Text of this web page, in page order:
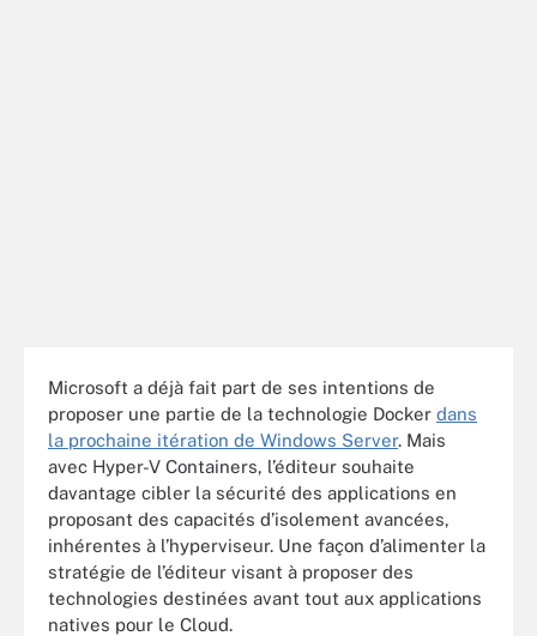
Microsoft a déjà fait part de ses intentions de
proposer une partie de la technologie Docker dans
la prochaine itération de Windows Server. Mais
avec Hyper-V Containers, l’éditeur souhaite
davantage cibler la sécurité des applications en
proposant des capacités d’isolement avancées,
inhérentes à l’hyperviseur. Une façon d’alimenter la
stratégie de l’éditeur visant à proposer des
technologies destinées avant tout aux applications
natives pour le Cloud.